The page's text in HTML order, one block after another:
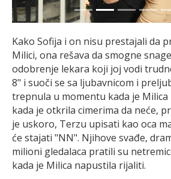
Kako Sofija i on nisu prestajali da
Milici, ona rešava da smogne
odobrenje lekara koji joj vodi
8" i suoči se sa ljubavnicom i
trepnula u momentu kada je
kada je otkrila cimerima da neće,
je uskoro, Terzu upisati kao oca
će stajati "NN". Njihove svađe,
milioni gledalaca pratili su
kada je Milica napustila rijaliti.